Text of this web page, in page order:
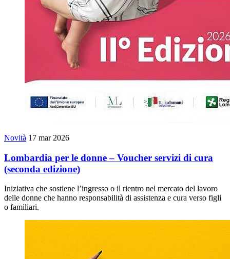
Novità 17 mar 2026
Lombardia per le donne – Voucher servizi di cura
(seconda edizione)
Iniziativa che sostiene l’ingresso o il rientro nel mercato del lavoro
delle donne che hanno responsabilità di assistenza e cura verso figli
o familiari.